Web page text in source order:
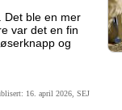
Det ble en mer
var det en fin
og
16. april 2026, SEJ